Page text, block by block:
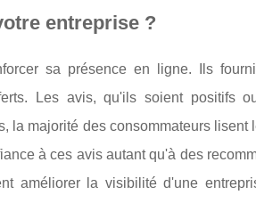
entreprise ?
sa présence en ligne. Ils
Les avis, qu'ils soient positifs
la majorité des consommateurs lisent
à ces avis autant qu'à des
améliorer la visibilité d'une